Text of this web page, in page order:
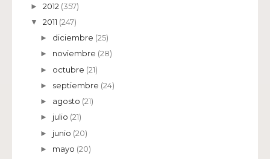
► 2012 (357)
▼ 2011 (247)
► diciembre (25)
► noviembre (28)
► octubre (21)
► septiembre (24)
► agosto (21)
► julio (21)
► junio (20)
► mayo (20)